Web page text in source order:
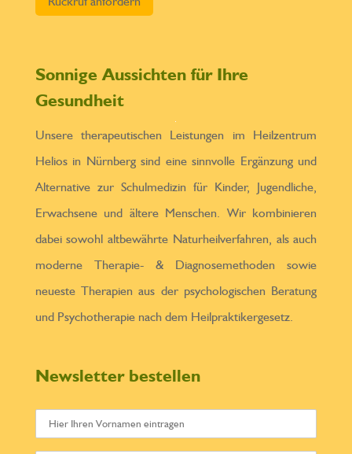
Sonnige Aussichten für Ihre
Gesundheit
Unsere therapeutischen Leistungen im Heilzentrum
Helios in Nürnberg sind eine sinnvolle Ergänzung und
Alternative zur Schulmedizin für Kinder, Jugendliche,
Erwachsene und ältere Menschen. Wir kombinieren
dabei sowohl altbewährte Naturheilverfahren, als auch
moderne Therapie- & Diagnosemethoden sowie
neueste Therapien aus der psychologischen Beratung
und Psychotherapie nach dem Heilpraktikergesetz.
Newsletter bestellen